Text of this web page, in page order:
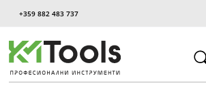
+359 882 483 737